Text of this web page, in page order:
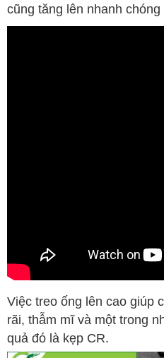
cũng tăng lên nhanh chóng
Việc treo ống lên cao giúp
rãi, thẫm mĩ và một trong
quả đó là kẹp CR.